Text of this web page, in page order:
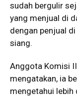
sudah bergulir
yang menjual di
dengan penjual
siang.
Anggota Komisi
mengatakan, ia
mengetahui